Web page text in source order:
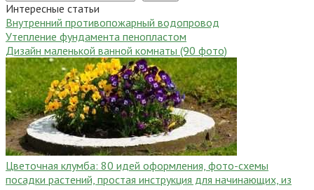
Интересные статьи
Внутренний противопожарный водопровод
Утепление фундамента пенопластом
Дизайн маленькой ванной комнаты (90 фото)
Цветочная клумба: 80 идей оформления, фото-схемы
посадки растений, простая инструкция для начинающих, из